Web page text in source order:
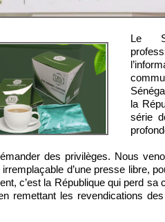
Le
la
série
des privilèges. Nous
d’une presse libre,
c’est la République qui perd
remettant les revendications